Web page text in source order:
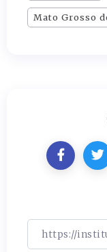
Mato Grosso